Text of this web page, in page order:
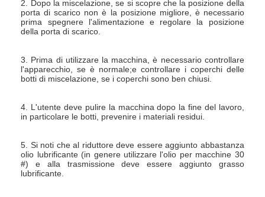
Prodotti
2. Dopo la miscelazione, se si scopre che la posizione della
porta di scarico non è la posizione migliore, è necessario
prima spegnere l'alimentazione e regolare la posizione
della porta di scarico.
3. Prima di utilizzare la macchina, è necessario controllare
l'apparecchio, se è normale;e controllare i coperchi delle
botti di miscelazione, se i coperchi sono ben chiusi.
4. L'utente deve pulire la macchina dopo la fine del lavoro,
in particolare le botti, prevenire i materiali residui.
5. Si noti che al riduttore deve essere aggiunto abbastanza
olio lubrificante (in genere utilizzare l'olio per macchine 30
#) e alla trasmissione deve essere aggiunto grasso
lubrificante.